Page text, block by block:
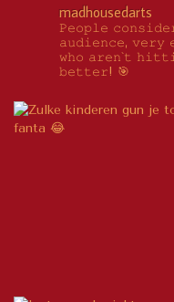
madhousedarts
𝙿𝚎𝚘𝚙𝚕𝚎
𝚊𝚞𝚍𝚒𝚎𝚗𝚌𝚎, 𝚟𝚎𝚛𝚢
𝚠𝚑𝚘 𝚊𝚛𝚎𝚗`𝚝
𝚋𝚎𝚝𝚝𝚎𝚛! 🎯